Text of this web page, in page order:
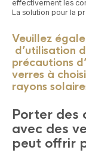
effectivement les
La solution pour la
Veuillez
d’utilisation
précautions
verres à
rayons
Porter des
avec des
peut offrir